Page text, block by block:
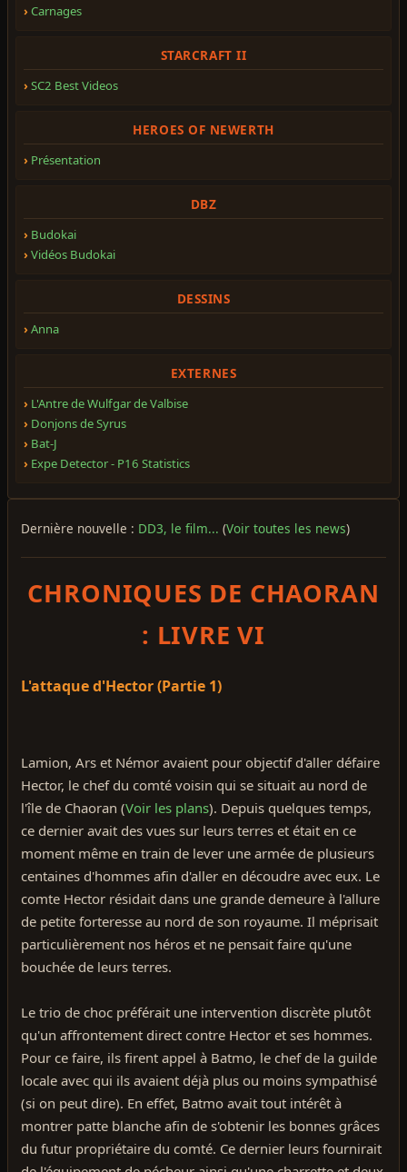
Carnages
STARCRAFT II
SC2 Best Videos
HEROES OF NEWERTH
Présentation
DBZ
Budokai
Vidéos Budokai
DESSINS
Anna
EXTERNES
L'Antre de Wulfgar de Valbise
Donjons de Syrus
Bat-J
Expe Detector - P16 Statistics
Dernière nouvelle : DD3, le film... (Voir toutes les news)
CHRONIQUES DE CHAORAN
: LIVRE VI
L'attaque d'Hector (Partie 1)
Lamion, Ars et Némor avaient pour objectif d'aller défaire
Hector, le chef du comté voisin qui se situait au nord de
l'île de Chaoran (Voir les plans). Depuis quelques temps,
ce dernier avait des vues sur leurs terres et était en ce
moment même en train de lever une armée de plusieurs
centaines d'hommes afin d'aller en découdre avec eux. Le
comte Hector résidait dans une grande demeure à l'allure
de petite forteresse au nord de son royaume. Il méprisait
particulièrement nos héros et ne pensait faire qu'une
bouchée de leurs terres.
Le trio de choc préférait une intervention discrète plutôt
qu'un affrontement direct contre Hector et ses hommes.
Pour ce faire, ils firent appel à Batmo, le chef de la guilde
locale avec qui ils avaient déjà plus ou moins sympathisé
(si on peut dire). En effet, Batmo avait tout intérêt à
montrer patte blanche afin de s'obtenir les bonnes grâces
du futur propriétaire du comté. Ce dernier leurs fournirait